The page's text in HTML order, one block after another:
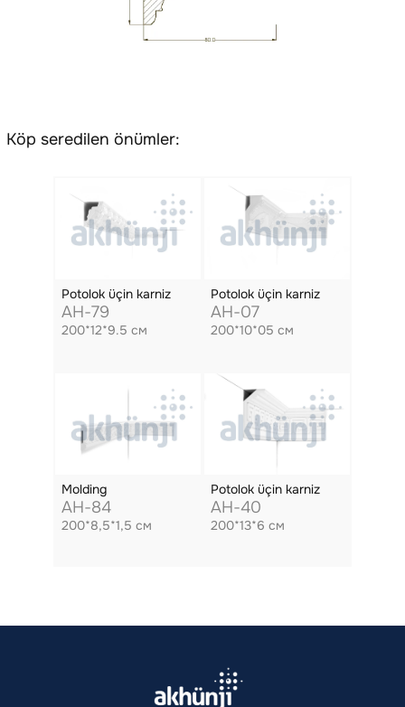
Köp seredilen önümler:
Potolok üçin karniz
AH-79
200*12*9.5 см
Potolok üçin karniz
AH-07
200*10*05 см
Molding
AH-84
200*8,5*1,5 см
Potolok üçin karniz
AH-40
200*13*6 см